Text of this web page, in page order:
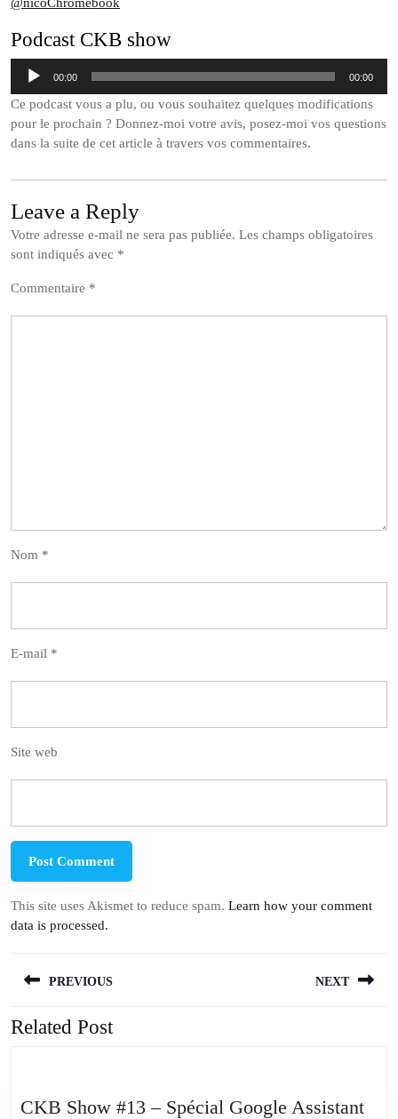
Podcast CKB show
Lecteur
audio
00:00 00:00
Ce podcast vous a plu, ou vous souhaitez quelques modifications
pour le prochain ? Donnez-moi votre avis, posez-moi vos questions
dans la suite de cet article à travers vos commentaires.
Leave a Reply
Votre adresse e-mail ne sera pas publiée. Les champs obligatoires
sont indiqués avec *
Commentaire *
Nom *
E-mail *
Site web
This site uses Akismet to reduce spam. Learn how your comment
data is processed.
de
l’article
PREVIOUS
Previous
NEXT
Related Post
CKB Show #13 – Spécial Google Assistant